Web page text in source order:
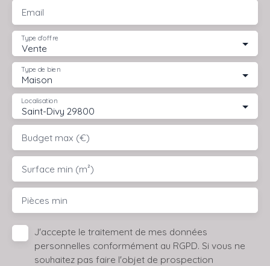
Email
Vente
Type d'offre
Maison
Type de bien
Saint-Divy 29800
Localisation
Budget max (€)
Surface min (m²)
Pièces min
J'accepte le traitement de mes données
personnelles conformément au RGPD. Si vous ne
souhaitez pas faire l'objet de prospection